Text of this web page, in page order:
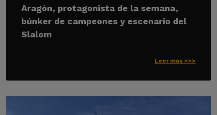
Aragón, protagonista de la semana,
búnker de campeones y escenario del
Slalom
Leer más >>>